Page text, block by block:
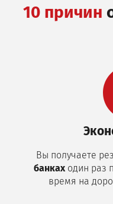
10 причин
Вы получаете
банкаходин раз
время на